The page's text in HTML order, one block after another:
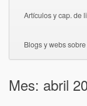
Artículos y cap. de
Blogs y webs
Mes: abril